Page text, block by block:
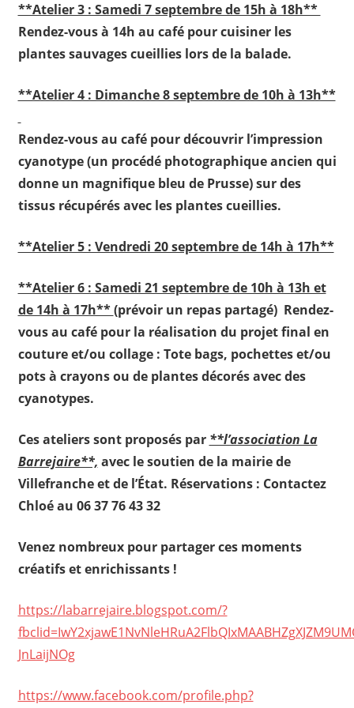
**Atelier 3 : Samedi 7 septembre de 15h à 18h**
Rendez-vous à 14h au café pour cuisiner les
plantes sauvages cueillies lors de la balade.
**Atelier 4 : Dimanche 8 septembre de 10h à 13h**
Rendez-vous au café pour découvrir l’impression
cyanotype (un procédé photographique ancien qui
donne un magnifique bleu de Prusse) sur des
tissus récupérés avec les plantes cueillies.
**Atelier 5 : Vendredi 20 septembre de 14h à 17h**
**Atelier 6 : Samedi 21 septembre de 10h à 13h et
de 14h à 17h**(prévoir un repas partagé) Rendez-
vous au café pour la réalisation du projet final en
couture et/ou collage : Tote bags, pochettes et/ou
pots à crayons ou de plantes décorés avec des
cyanotypes.
Ces ateliers sont proposés par **l’association La
Barrejaire**, avec le soutien de la mairie de
Villefranche et de l’État. Réservations : Contactez
Chloé au 06 37 76 43 32
Venez nombreux pour partager ces moments
créatifs et enrichissants !
https://labarrejaire.blogspot.com/?
JnLaijNOg
https://www.facebook.com/profile.php?